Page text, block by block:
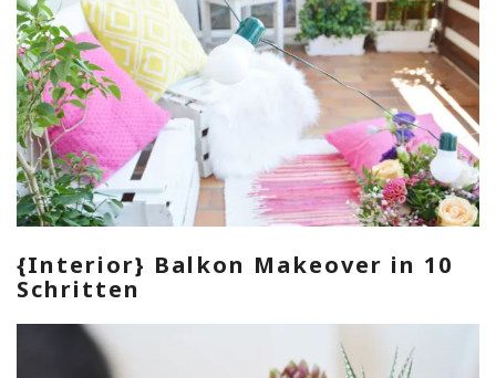
{Interior} Balkon Makeover in 10
Schritten